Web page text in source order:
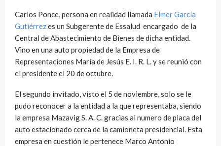
Carlos Ponce, persona en realidad llamada Elmer García
Gutiérrezes un Subgerente de Essalud encargado de la
Central de Abastecimiento de Bienes de dicha entidad.
Vino en una auto propiedad de la Empresa de
Representaciones María de Jesús E. I. R. L. y se reunió con
el presidente el 20 de octubre.
El segundo invitado, visto el 5 de noviembre, solo se le
pudo reconocer a la entidad a la que representaba, siendo
la empresa Mazavig S. A. C. gracias al numero de placa del
auto estacionado cerca de la camioneta presidencial. Esta
empresa en cuestión le pertenece Marco Antonio